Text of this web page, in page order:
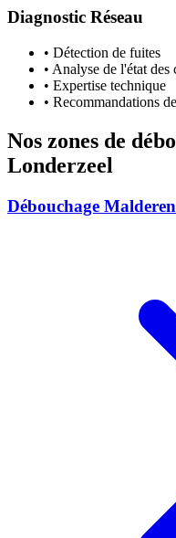
Diagnostic Réseau
• Détection de fuites
• Analyse de l'état des
• Expertise technique
• Recommandations
Nos zones de
Londerzeel
Débouchage